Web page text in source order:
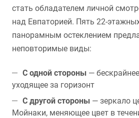
стать обладателем личной
над Евпаторией. Пять 22-
панорамным остеклением
неповторимые виды:
С одной стороны —
уходящее за горизонт
С другой стороны — зеркало
Мойнаки, меняющее цвет в